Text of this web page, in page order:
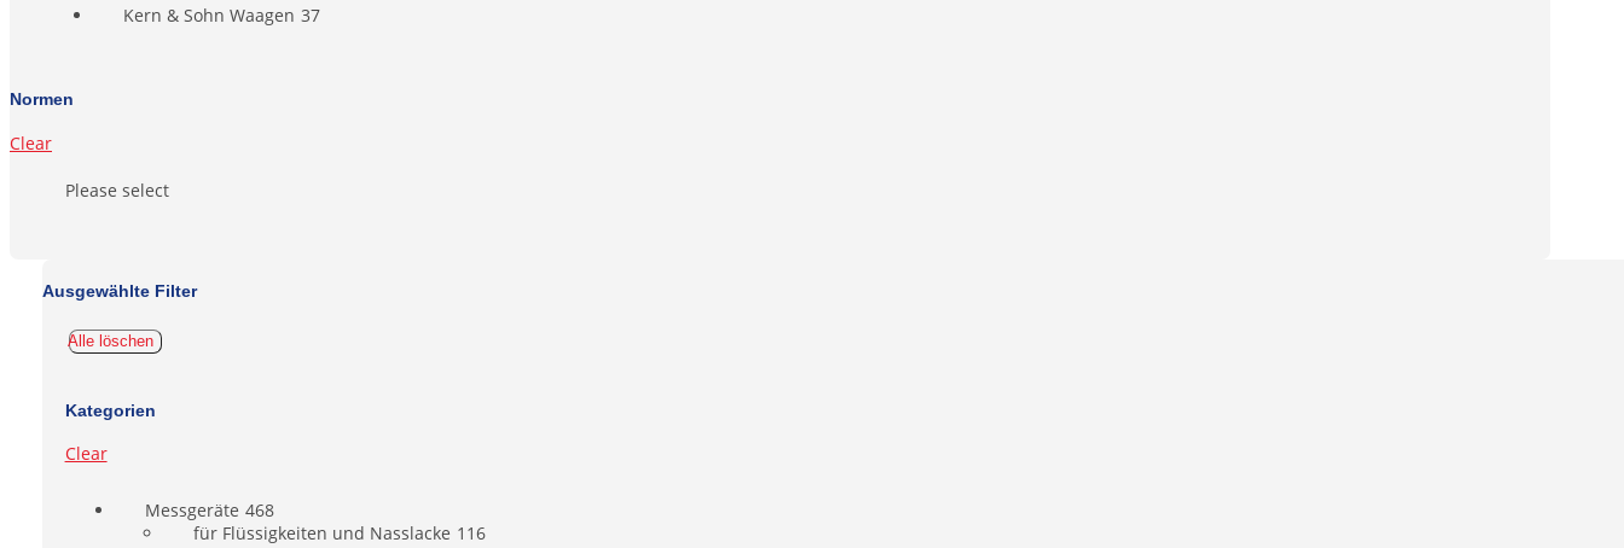
Kern & Sohn Waagen 37
Normen
Clear
Please select
Ausgewählte Filter
Alle löschen
Kategorien
Clear
Messgeräte 468
für Flüssigkeiten und Nasslacke 116